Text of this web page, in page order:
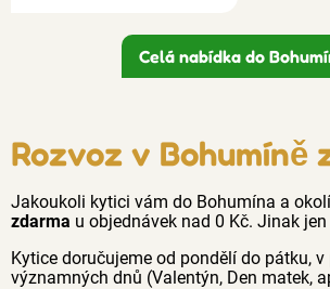
Celá nabídka do
Rozvoz v Bohumíně
Jakoukoli kytici vám do Bohumína a okolí
zdarma u objednávek nad 0 Kč. Jinak jen
Kytice doručujeme od pondělí do pátku, v
významných dnů (Valentýn, Den matek,